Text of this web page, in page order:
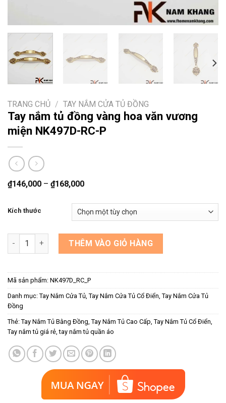
TRANG CHỦ / TAY NẮM CỬA TỦ ĐỒNG
Tay nắm tủ đồng vàng hoa văn vương
miện NK497D-RC-P
₫146,000 – ₫168,000
Kích thước
Tay nắm tủ đồng vàng hoa văn vương miện NK497D-RC-P số
THÊM VÀO GIỎ HÀNG
Mã sản phẩm: NK497D_RC_P
Danh mục: Tay Nắm Cửa Tủ Tay Nắm Cửa Tủ Cổ Điển Tay Nắm Cửa Tủ
Đồng
Thẻ: Tay Nắm Tủ Bằng Đồng Tay Nắm Tủ Cao Cấp Tay Nắm Tủ Cổ Điển
Tay nắm tủ giá rẻ ,tay nắm tủ quần áo